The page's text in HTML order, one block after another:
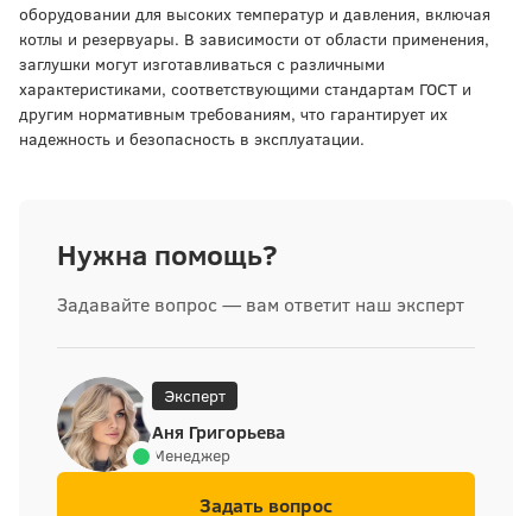
оборудовании для высоких температур и давления, включая
котлы и резервуары. В зависимости от области применения,
заглушки могут изготавливаться с различными
характеристиками, соответствующими стандартам ГОСТ и
другим нормативным требованиям, что гарантирует их
надежность и безопасность в эксплуатации.
Нужна помощь?
Задавайте вопрос — вам ответит наш эксперт
Эксперт
Аня Григорьева
Менеджер
Задать вопрос